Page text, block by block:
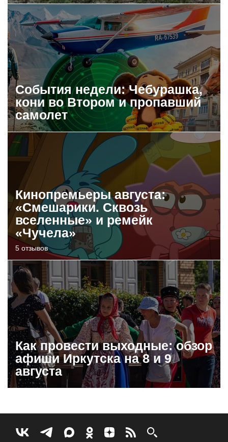
События недели: Чебурашка,
кони во Втором и пропавший
самолет
Кинопремьеры августа:
«Смешарики. Сквозь
вселенные» и ремейк
«Чучела»
5 отзывов
Как провести выходные: обзор
афиши Иркутска на 8 и 9
августа